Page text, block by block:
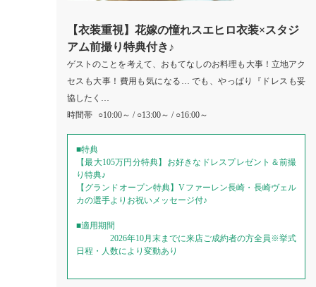
【衣装重視】花嫁の憧れスエヒロ衣装×スタジ
アム前撮り特典付き♪
ゲストのことを考えて、おもてなしのお料理も大事！立地アク
セスも大事！費用も気になる… でも、やっぱり『ドレスも妥
協したく…
時間帯
○10:00～ / ○13:00～ / ○16:00～
■特典
【最大105万円分特典】お好きなドレスプレゼント＆前撮
り特典♪
【グランドオープン特典】Vファーレン長崎・長崎ヴェル
カの選手よりお祝いメッセージ付♪
■適用期間
2026年10月末までに来店ご成約者の方全員※挙式
日程・人数により変動あり